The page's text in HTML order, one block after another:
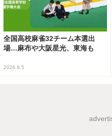
全国高校麻雀32チーム本選出
場…麻布や大阪星光、東海も
2026.8.5